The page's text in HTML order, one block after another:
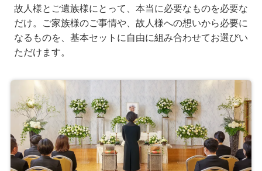
故人様とご遺族様にとって、本当に必要なものを必要な
だけ。ご家族様のご事情や、故人様への想いから必要に
なるものを、基本セットに自由に組み合わせてお選びい
ただけます。